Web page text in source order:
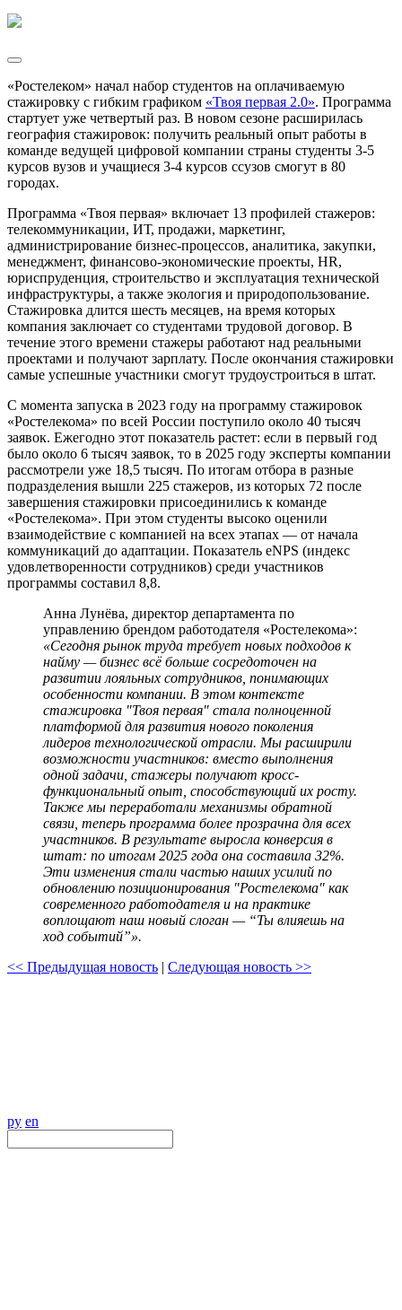
«Ростелеком» начал набор студентов на оплачиваемую
стажировку с гибким графиком «Твоя первая 2.0». Программа
стартует уже четвертый раз. В новом сезоне расширилась
география стажировок: получить реальный опыт работы в
команде ведущей цифровой компании страны студенты 3-5
курсов вузов и учащиеся 3-4 курсов ссузов смогут в 80
городах.
Программа «Твоя первая» включает 13 профилей стажеров:
телекоммуникации, ИТ, продажи, маркетинг,
администрирование бизнес-процессов, аналитика, закупки,
менеджмент, финансово-экономические проекты, HR,
юриспруденция, строительство и эксплуатация технической
инфраструктуры, а также экология и природопользование.
Стажировка длится шесть месяцев, на время которых
компания заключает со студентами трудовой договор. В
течение этого времени стажеры работают над реальными
проектами и получают зарплату. После окончания стажировки
самые успешные участники смогут трудоустроиться в штат.
С момента запуска в 2023 году на программу стажировок
«Ростелекома» по всей России поступило около 40 тысяч
заявок. Ежегодно этот показатель растет: если в первый год
было около 6 тысяч заявок, то в 2025 году эксперты компании
рассмотрели уже 18,5 тысяч. По итогам отбора в разные
подразделения вышли 225 стажеров, из которых 72 после
завершения стажировки присоединились к команде
«Ростелекома». При этом студенты высоко оценили
взаимодействие с компанией на всех этапах — от начала
коммуникаций до адаптации. Показатель eNPS (индекс
удовлетворенности сотрудников) среди участников
программы составил 8,8.
Анна Лунёва, директор департамента по
управлению брендом работодателя «Ростелекома»:
«Сегодня рынок труда требует новых подходов к
найму — бизнес всё больше сосредоточен на
развитии лояльных сотрудников, понимающих
особенности компании. В этом контексте
стажировка "Твоя первая" стала полноценной
платформой для развития нового поколения
лидеров технологической отрасли. Мы расширили
возможности участников: вместо выполнения
одной задачи, стажеры получают кросс-
функциональный опыт, способствующий их росту.
Также мы переработали механизмы обратной
связи, теперь программа более прозрачна для всех
участников. В результате выросла конверсия в
штат: по итогам 2025 года она составила 32%.
Эти изменения стали частью наших усилий по
обновлению позиционирования "Ростелекома" как
современного работодателя и на практике
воплощают наш новый слоган — “Ты влияешь на
ход событий”».
<< Предыдущая новость | Следующая новость >>
ру en